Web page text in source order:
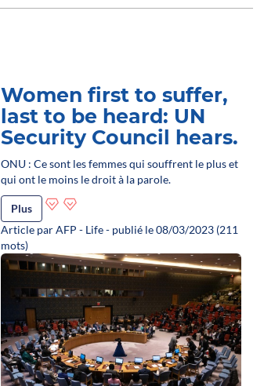
Women first to suffer,
last to be heard: UN
Security Council hears.
ONU : Ce sont les femmes qui souffrent le plus et
qui ont le moins le droit à la parole.
Plus
Article par AFP - Life - publié le 08/03/2023 (211
mots)